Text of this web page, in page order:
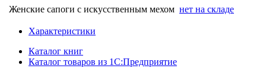
Женские сапоги с искусственным мехом нет на складе
Характеристики
Каталог книг
Каталог товаров из 1С:Предприятие